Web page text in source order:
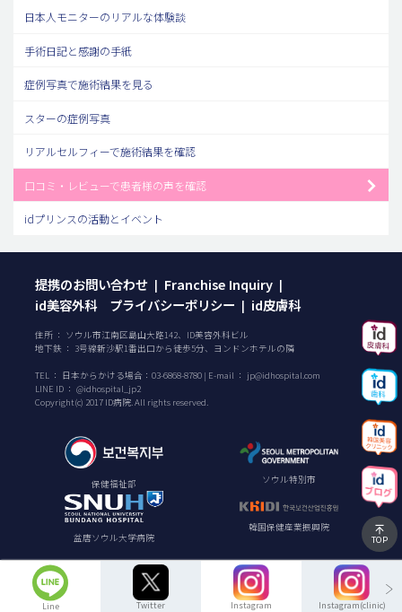
日本人モニターのリアルな体験談
手術日記と感謝の手紙
症例写真で施術結果を見る
スターの症例写真
リアルセルフィーで施術結果を確認
口コミ・レビューで患者様の声を確認
idプリンスの活動とイベント
Line Twitter Instagram Instagram(clinic)
提携のお問い合わせ | Franchise Inquiry |
id美容外科 プライバシーポリシー | id皮膚科
住所 ： ソウル市江南区島山大路142、ID美容外科ビル
地下鉄 ： 3号線新沙駅1番出口から徒歩5分、ヨンドンホテルの隣
TEL ： 日本からかける場合： 03-6868-8780 | E-mail ： jp@idhospital.com
LINE ID ： @idhospital_jp2
Copyright(c) 2017 ID病院. All rights reserved.
保健福祉部 ソウル特別市
盆唐ソウル大学病院
韓国保健産業振興院
TOP